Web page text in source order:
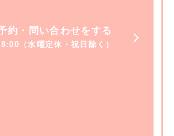
約・問い合わせをする
（水曜定休・祝日除く）